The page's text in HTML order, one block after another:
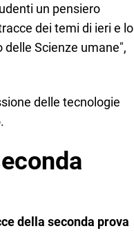
un pensiero
dei temi di ieri e lo
Scienze umane",
delle tecnologie
della seconda prova